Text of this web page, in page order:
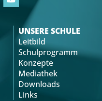
UNSERE SCHULE
Leitbild
Schulprogramm
Konzepte
Mediathek
Downloads
Links